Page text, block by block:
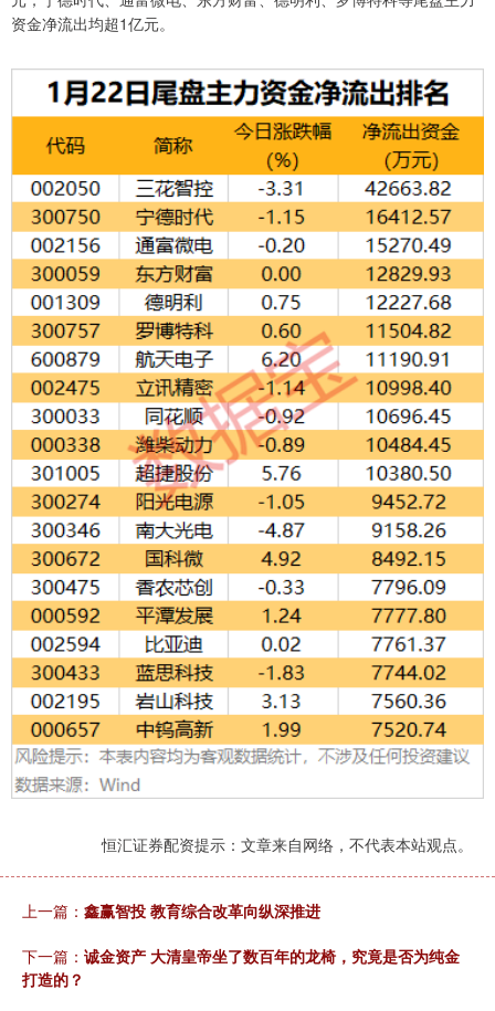
资金净流出均超1亿元。
恒汇证券配资提示：文章来自网络，不代表本站观点。
上一篇： 鑫赢智投 教育综合改革向纵深推进
下一篇： 诚金资产 大清皇帝坐了数百年的龙椅，究竟是否为纯金
打造的？